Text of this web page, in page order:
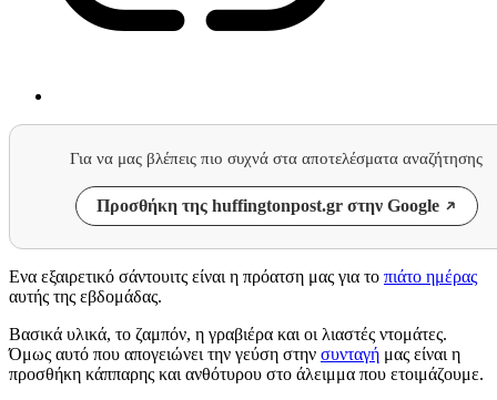
Για να μας βλέπεις πιο συχνά στα αποτελέσματα αναζήτησης
Προσθήκη της huffingtonpost.gr στην Google
Ενα εξαιρετικό σάντουιτς είναι η πρόατση μας για το πιάτο ημέρας
αυτής της εβδομάδας.
Βασικά υλικά, το ζαμπόν, η γραβιέρα και οι λιαστές ντομάτες.
Όμως αυτό που απογειώνει την γεύση στην συνταγή μας είναι η
προσθήκη κάππαρης και ανθότυρου στο άλειμμα που ετοιμάζουμε.